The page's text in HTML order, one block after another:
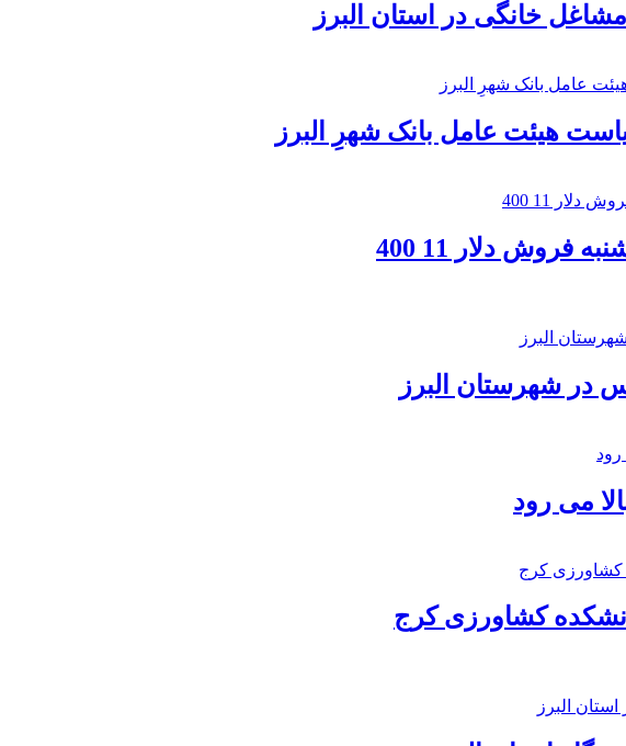
خانگی در استان البرز
هیئت عامل بانک شهرِ البرز
فروش دلار 11 400
در شهرستان البرز
می رود
کشاورزی کرج